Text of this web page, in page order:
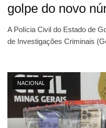
golpe do novo
A Polícia Civil do Estado de
de Investigações Criminais
NACIONAL